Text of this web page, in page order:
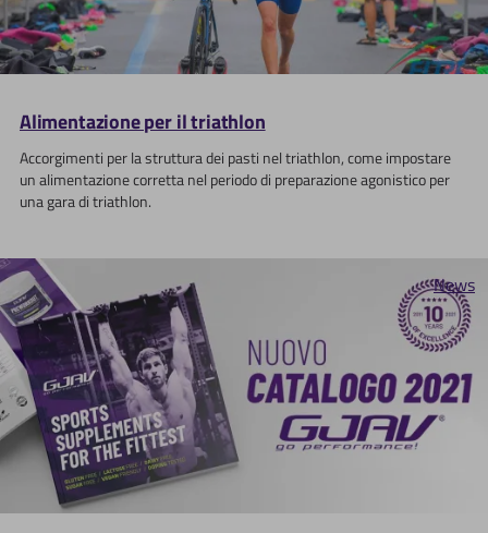
Alimentazione per il triathlon
Accorgimenti per la struttura dei pasti nel triathlon, come impostare
un alimentazione corretta nel periodo di preparazione agonistico per
una gara di triathlon.
News